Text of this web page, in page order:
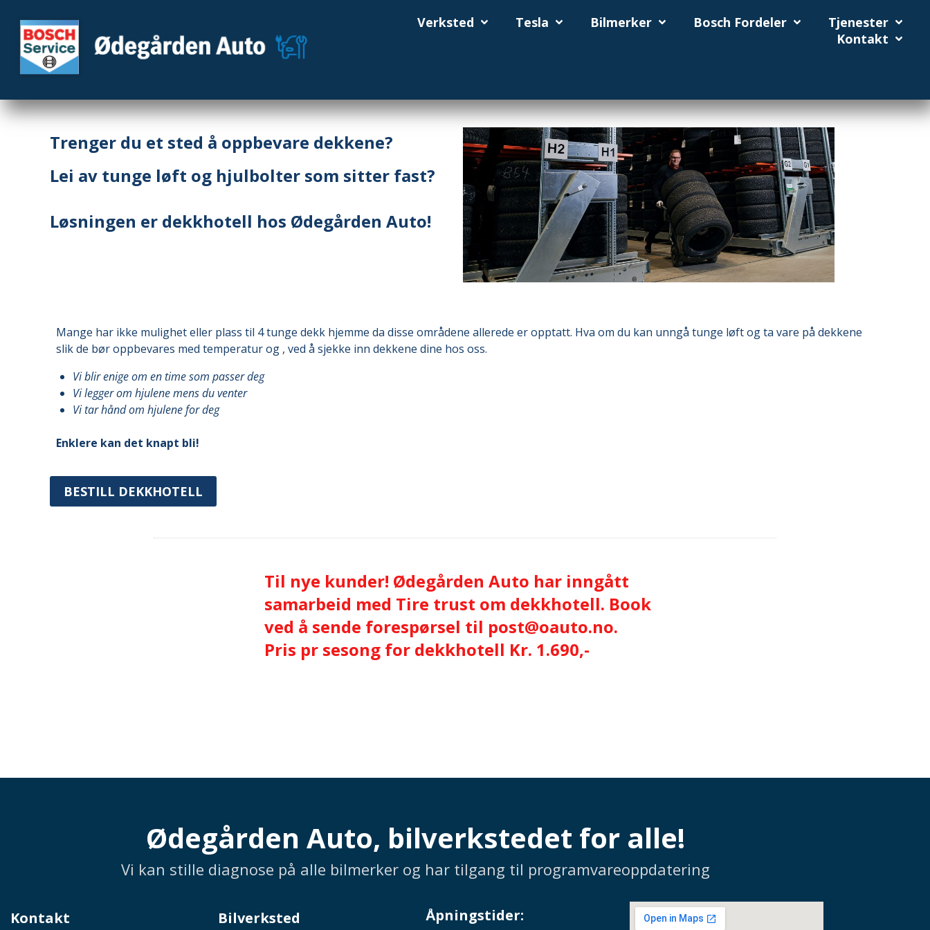
Verksted Tesla Bilmerker Bosch Fordeler
Tjenester
Kontakt
Trenger du et sted å oppbevare dekkene?
Lei av tunge løft og hjulbolter som sitter fast?
Løsningen er dekkhotell hos Ødegården Auto!
Mange har ikke mulighet eller plass til 4 tunge dekk hjemme da disse områdene allerede er opptatt. Hva om du kan unngå tunge løft og ta vare på dekkene
slik de bør oppbevares med temperatur og , ved å sjekke inn dekkene dine hos oss.
Vi blir enige om en time som passer deg
Vi legger om hjulene mens du venter
Vi tar hånd om hjulene for deg
Enklere kan det knapt bli!
BESTILL DEKKHOTELL
Til nye kunder! Ødegården Auto har inngått
samarbeid med Tire trust om dekkhotell. Book
ved å sende forespørsel til post@oauto.no.
Pris pr sesong for dekkhotell Kr. 1.690,-
Ødegården Auto, bilverkstedet for alle!
Vi kan stille diagnose på alle bilmerker og har tilgang til programvareoppdatering
Kontakt Bilverksted Åpningstider: